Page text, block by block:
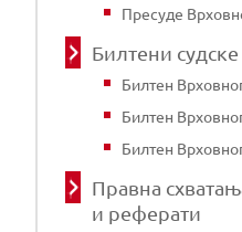
Пресуде
Билтени
Билтен
Билтен
Билтен
Правна
и реферати